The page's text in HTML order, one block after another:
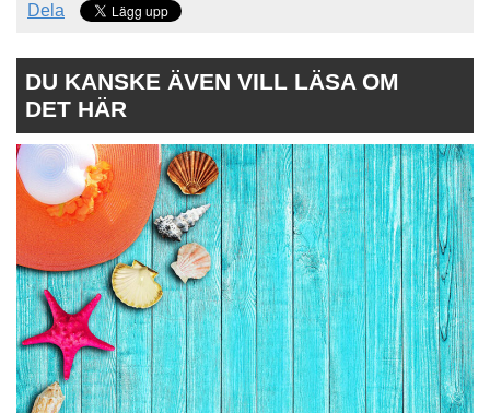
Dela
DU KANSKE ÄVEN VILL LÄSA OM
DET HÄR